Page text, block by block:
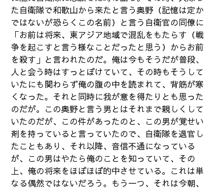
た自衛隊で和歌山から来たと言う奥野（記憶は定か
ではないが恐らくこの名前）と言う自衛官の同僚に
「お前は将来、東アジア地域で混乱をもたらす（戦
争を起こすと言う様なことだったと思う）からお前
を殺す」と言われたのだ。俺は今もそうだが普段、
人と会う時はすっとぼけていて、その時もそうして
いたにも関わらず俺の腹の中を読まれて、背筋が寒
くなった。それと同時に我が意を得たりとも思った
のだが。この奥野と言う男とはそれまで親しくして
いたのだが、この件があったのと、この男が覚せい
剤を持っていると言っていたので、自衛隊を退官し
たこともあり、それ以降、音信不通になっている
が、この男はやたら俺のことを知っていて、その
上、俺の将来をほぼほぼ的中させている。これは単
なる偶然ではないだろう。もう一つ、それは今朝、